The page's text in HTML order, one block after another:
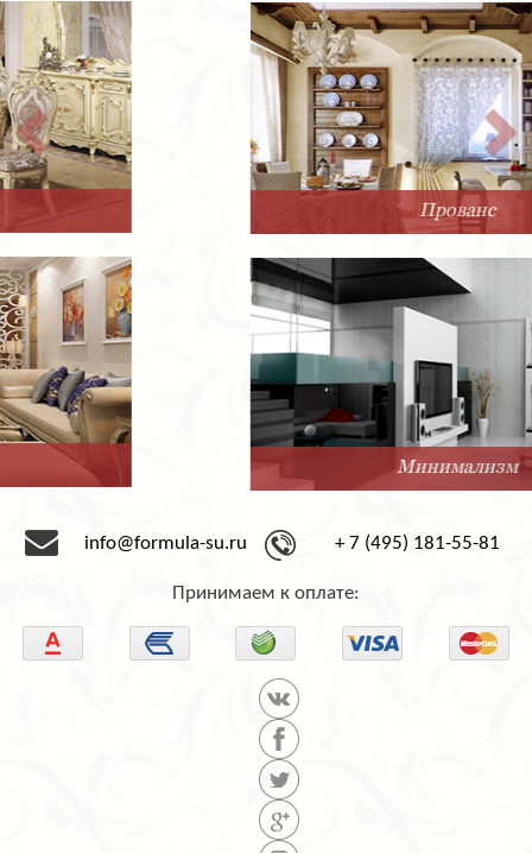
Минимализм
info@formula-su.ru + 7 (495) 181-55-81
Принимаем к оплате: